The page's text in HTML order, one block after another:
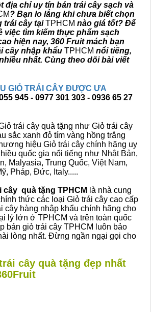
địa chỉ uy tín bán trái cây sạch và
? Bạn lo lắng khi chưa biết chọn
trái cây tạiTPHCM nào giá tốt? Để
việc tìm kiếm thực phẩm sạch
hiện nay, 360 Fruit mách bạn
cây nhập khẩu TPHCM nổi tiếng,
nhất. Cùng theo dõi bài viết
GIỎ TRÁI CÂY ĐƯỢC ƯA
945 - 0977 301 303 - 0936 65 27
trái cây quà tặng như Giỏ trái cây
sắc xanh đỏ tím vàng hồng trắng
hiệu Giỏ trái cây chính hãng uy
quốc gia nổi tiếng như Nhật Bản,
Malyasia, Trung Quốc, Việt Nam,
Pháp, Đức, Italy.....
cây quà tặng TPHCM là nhà cung
thức các loại Giỏ trái cây cao cấp
cây hàng nhập khẩu chính hãng cho
lý lớn ở TPHCM và trên toàn quốc
bán giỏ trái cây TPHCM luôn bảo
lòng nhất. Đừng ngần ngại gọi cho
cây quà tặng đẹp nhất